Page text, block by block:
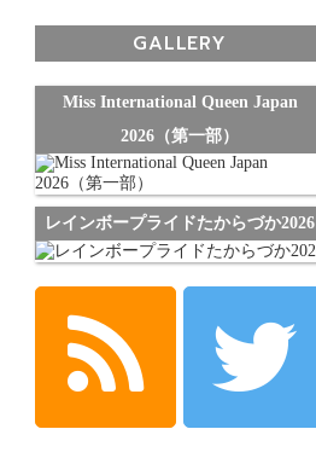
GALLERY
Miss International Queen Japan
2026（第一部）
レインボープライドたからづか2026